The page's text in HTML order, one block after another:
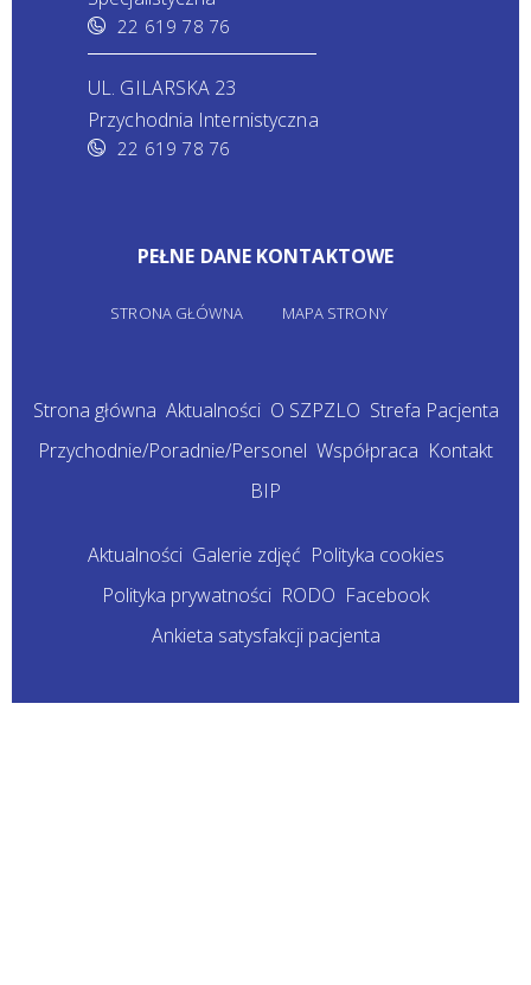
22 619 78 76
UL. GILARSKA 23
Przychodnia Internistyczna
22 619 78 76
PEŁNE DANE KONTAKTOWE
STRONA GŁÓWNA MAPA STRONY
Strona główna Aktualności O SZPZLO Strefa Pacjenta
Przychodnie/Poradnie/Personel Współpraca Kontakt
BIP
Aktualności Galerie zdjęć Polityka cookies
Polityka prywatności RODO Facebook
Ankieta satysfakcji pacjenta